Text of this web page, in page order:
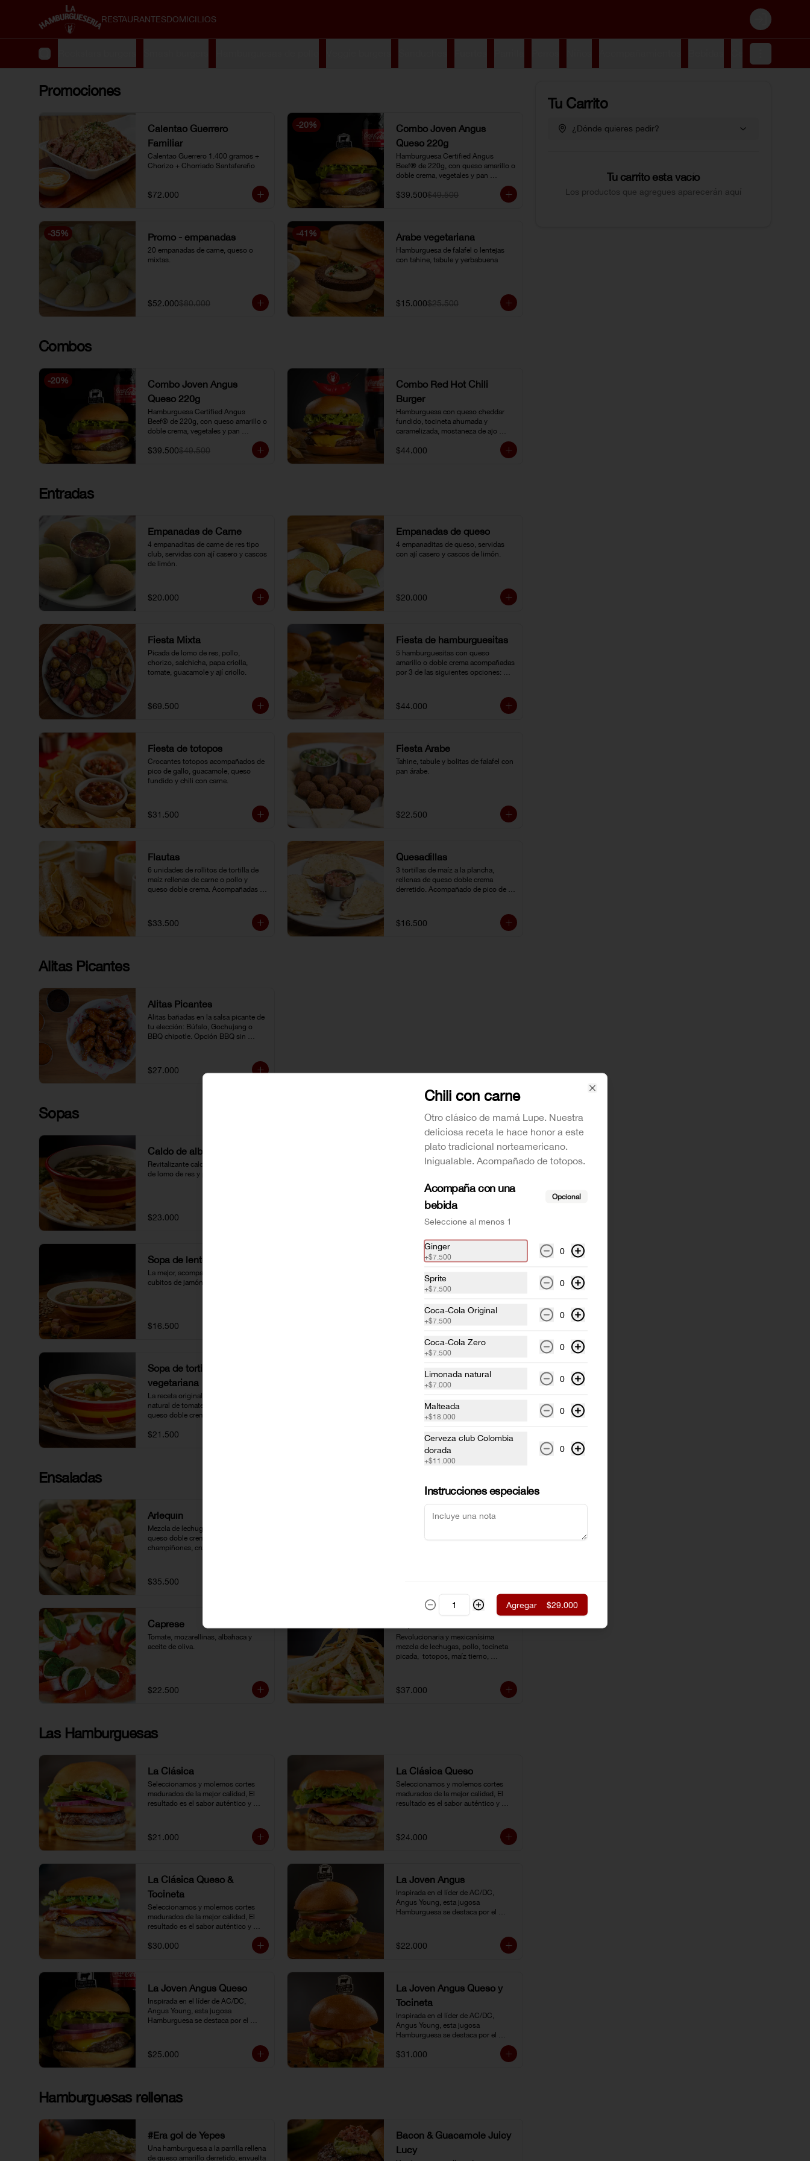
RESTAURANTESDOMICILIOS
Login
especiales
Promociones
Calentao Guerrero
Familiar
Calentao Guerrero 1.400 gramos +
Chorizo + Chorriado Santafereño
$72.000
-20%
Combo Joven Angus
Queso 220g
Hamburguesa Certified Angus
Beef® de 220g, con queso amarillo o
doble crema, vegetales y pan
brioche, acompañada de papa chip o
papa francesa y gaseosa o limonada
$39.500$49.500
-35% Promo - empanadas
20 empanadas de carne, queso o
mixtas.
$52.000$80.000
-41 % Árabe vegetariana
Hamburguesa de falafel o lentejas
con tahine, tabule y yerbabuena
$15.000$25.500
Combos
-20%
Combo Joven Angus
Queso 220g
Hamburguesa Certified Angus
Beef® de 220g, con queso amarillo o
doble crema, vegetales y pan
brioche, acompañada de papa chip o
papa francesa y gaseosa o limonada
$39.500$49.500
Combo Red Hot Chili
Burger
Hamburguesa con queso cheddar
fundido, tocineta ahumada y
caramelizada, mostaneza de ajo
brioche con topping de ají limo
peruano. Nuestro famoso chili con
$44.000
Entradas
Empanadas de Carne
4 empanaditas de carne de res tipo
club, servidas con ají casero y cascos
de limón.
$20.000
Empanadas de queso
4 empanaditas de queso, servidas
con ají casero y cascos de limón.
$20.000
Fiesta Mixta
Picada de lomo de res, pollo,
chorizo, salchicha, papa criolla,
tomate, guacamole y ají criollo.
$69.500
Fiesta de hamburguesitas
5 hamburguesitas con queso
amarillo o doble crema acompañadas
por 3 de las siguientes opciones:
criollo, pico de gallo o salsa de
pimienta negra.
$44.000
Fiesta de totopos
Crocantes totopos acompañados de
pico de gallo, guacamole, queso
fundido y chili con carne.
$31.500
Fiesta Árabe
Tahine, tabule y bolitas de falafel con
pan árabe.
$22.500
Flautas
6 unidades de rollitos de tortilla de
maíz rellenas de carne o pollo y
queso doble crema. Acompañadas
$33.500
Quesadillas
3 tortillas de maíz a la plancha,
rellenas de queso doble crema
derretido. Acompañado de pico de
$16.500
Alitas Picantes
Alitas Picantes
Alitas bañadas en la salsa picante de
tu elección: Búfalo, Gochujang o
BBQ chipotle. Opción BBQ sin
$27.000
Sopas
Caldo de albóndigas
Revitalizante caldo con albóndigas
de lomo de res y papas fosforito.
$23.000
Sopa de ahuyama
Receta casera acompañada de
$13.000
Sopa de lentejas
La mejor, acompañada de crutones y
cubitos de jamón.
$16.500
Sopa de tortilla mexicana
natural de tomate acompañado de
pollo desmenuzado, queso doble
$26.000
Sopa de tortilla
vegetariana
La receta original de Lupita: Caldo
natural de tomate acompañado
queso doble crema, aguacate y
$21.500
Ensaladas
Arlequín
Mezcla de lechugas, cubitos de
queso doble crema y jamón, tomate,
champiñones, crutones y vinagreta
$35.500
azul, tocineta picada, tomate, pepino
Caprese
Tomate, mozarellinas, albahaca y
aceite de oliva.
$22.500
Revolucionaria y mexicanísima
mezcla de lechugas, pollo, tocineta
picada,  totopos, maíz tierno,
casa.
$37.000
Las Hamburguesas
La Clásica
Seleccionamos y molemos cortes
madurados de la mejor calidad, El
resultado es el sabor auténtico y
término que usted elija. Armela como
quiera.
$21.000
La Clásica Queso
Seleccionamos y molemos cortes
madurados de la mejor calidad, El
resultado es el sabor auténtico y
término que usted elija. Armela como
quiera.
$24.000
La Clásica Queso &
Tocineta
Seleccionamos y molemos cortes
madurados de la mejor calidad, El
resultado es el sabor auténtico y
casero de nuestras hamburguesas,
las cuales preparamos a la parrilla al
término que usted elija. Armela como
$30.000
La Joven Angus
Inspirada en el líder de AC/DC,
Angus Young, esta jugosa
Hamburguesa se destaca por el
$22.000
La Joven Angus Queso
Inspirada en el líder de AC/DC,
Angus Young, esta jugosa
Hamburguesa se destaca por el
$25.000
La Joven Angus Queso y
Tocineta
Inspirada en el líder de AC/DC,
Angus Young, esta jugosa
Hamburguesa se destaca por el
Certified Angus Beef®.
$31.000
Hamburguesas rellenas
#Era gol de Yepes
Una hamburguesa a la parrilla rellena
de queso amarillo derretido, envuelta
Bacon & Guacamole Juicy
Lucy
Tu Carrito
¿Dónde quieres pedir?
Tu carrito esta vacío
Los productos que agregues aparecerán aquí
Chili con carne
Otro clásico de mamá Lupe. Nuestra
deliciosa receta le hace honor a este
plato tradicional norteamericano.
Inigualable. Acompañado de totopos.
Acompaña con una
bebida
Opcional
Seleccione al menos 1
Ginger
+$7.500
0
Sprite
+$7.500
0
Coca-Cola Original
+$7.500
0
Coca-Cola Zero
+$7.500
0
Limonada natural
+$7.000
0
Malteada
+$18.000
0
Cerveza club Colombia
dorada
+$11.000
0
Instrucciones especiales
Agregar $29.000